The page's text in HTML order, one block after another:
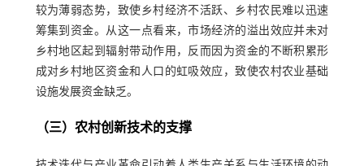
较为薄弱态势，致使乡村经济不活跃、乡村农民难以迅速
筹集到资金。从这一点看来，市场经济的溢出效应并未对
乡村地区起到辐射带动作用，反而因为资金的不断积累形
成对乡村地区资金和人口的虹吸效应，致使农村农业基础
设施发展资金缺乏。
（三）农村创新技术的支撑